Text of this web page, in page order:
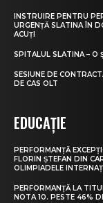
INSTRUIRE PENTRU
URGENȚĂ SLATINA ÎN
ACUȚI
SPITALUL SLATINA – O
SESIUNE DE
DE CAS OLT
EDUCAȚIE
PERFORMANȚĂ
FLORIN ȘTEFAN DIN
OLIMPIADELE
PERFORMANȚĂ LA
NOTA 10. PESTE 46%